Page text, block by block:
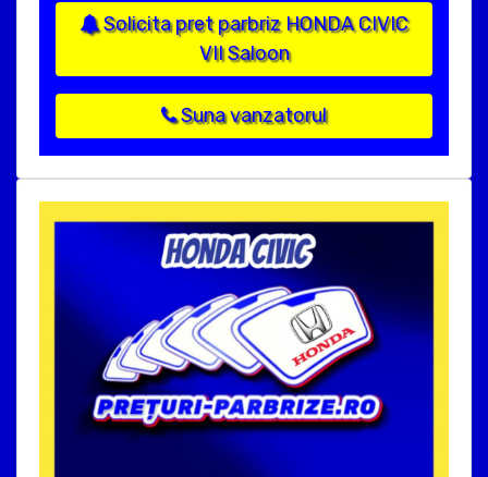
Solicita pret parbriz HONDA CIVIC
VII Saloon
Suna vanzatorul